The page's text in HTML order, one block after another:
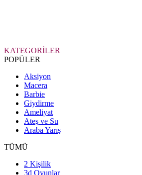
KATEGORİLER
POPÜLER
Aksiyon
Macera
Barbie
Giydirme
Ameliyat
Ateş ve Su
Araba Yarış
TÜMÜ
2 Kişilik
3d Oyunlar